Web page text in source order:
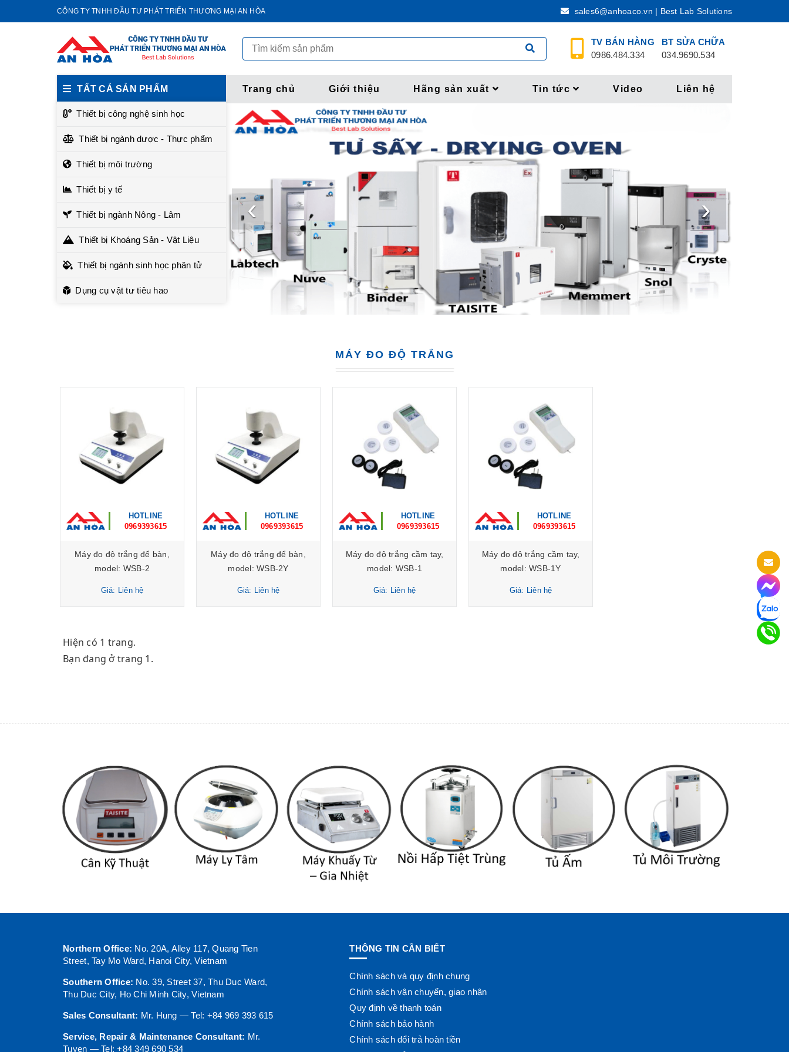
CÔNG TY TNHH ĐẦU TƯ PHÁT TRIỂN THƯƠNG MẠI AN HÒA sales6@anhoaco.vn | Best Lab Solutions
TV BÁN HÀNG
0986.484.334
BT SỬA CHỮA
034.9690.534
TẤT CẢ SẢN PHẨM
Thiết bị công nghệ sinh học
Thiết bị ngành dược - Thực phẩm
Thiết bị môi trường
Thiết bị y tế
Thiết bị ngành Nông - Lâm
Thiết bị Khoáng Sản - Vật Liệu
Thiết bị ngành sinh học phân tử
Dụng cụ vật tư tiêu hao
Trang chủ Giới thiệu Hãng sản xuất Tin tức Video Liên hệ
‹ ›
MÁY ĐO ĐỘ TRẮNG
HOTLINE
0969393615
Máy đo độ trắng để bàn,
model: WSB-2
Giá: Liên hệ
HOTLINE
0969393615
Máy đo độ trắng để bàn,
model: WSB-2Y
Giá: Liên hệ
HOTLINE
0969393615
Máy đo độ trắng cầm tay,
model: WSB-1
Giá: Liên hệ
HOTLINE
0969393615
Máy đo độ trắng cầm tay,
model: WSB-1Y
Giá: Liên hệ
Hiện có 1 trang.
Bạn đang ở trang 1.
Northern Office: No. 20A, Alley 117, Quang Tien
Street, Tay Mo Ward, Hanoi City, Vietnam
Southern Office: No. 39, Street 37, Thu Duc Ward,
Thu Duc City, Ho Chi Minh City, Vietnam
Sales Consultant: Mr. Hung — Tel: +84 969 393 615
Service, Repair & Maintenance Consultant: Mr.
Tuyen — Tel: +84 349 690 534
THÔNG TIN CẦN BIẾT
Chính sách và quy định chung
Chính sách vận chuyển, giao nhận
Quy định về thanh toán
Chính sách bảo hành
Chính sách đổi trả hoàn tiền